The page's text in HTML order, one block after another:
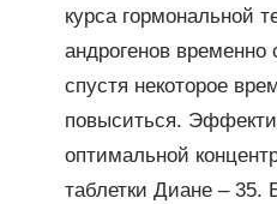
курса гормональной
андрогенов временно
спустя некоторое
повыситься.
оптимальной
таблетки Диане – 35.